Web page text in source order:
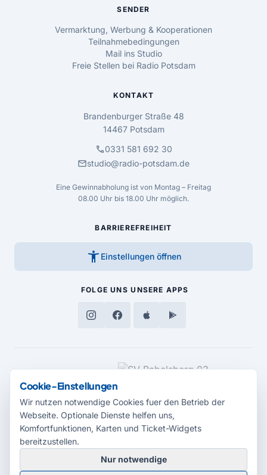
SENDER
Vermarktung, Werbung & Kooperationen
Teilnahmebedingungen
Mail ins Studio
Freie Stellen bei Radio Potsdam
KONTAKT
Brandenburger Straße 48
14467 Potsdam
call0331 581 692 30
mailstudio@radio-potsdam.de
Eine Gewinnabholung ist von Montag – Freitag
08.00 Uhr bis 18.00 Uhr möglich.
BARRIEREFREIHEIT
accessibility_new Einstellungen öffnen
FOLGE UNS UNSERE APPS
MEDIENPARTNER
© 2026 Radio Potsdam. Webseite entwickelt durch dieMedienagentur
Cookie-Einstellungen
Wir nutzen notwendige Cookies fuer den Betrieb der
Webseite. Optionale Dienste helfen uns,
Komfortfunktionen, Karten und Ticket-Widgets
bereitzustellen.
Nur notwendige